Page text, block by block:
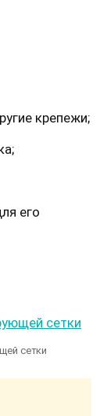
крепежи;
его
сетки